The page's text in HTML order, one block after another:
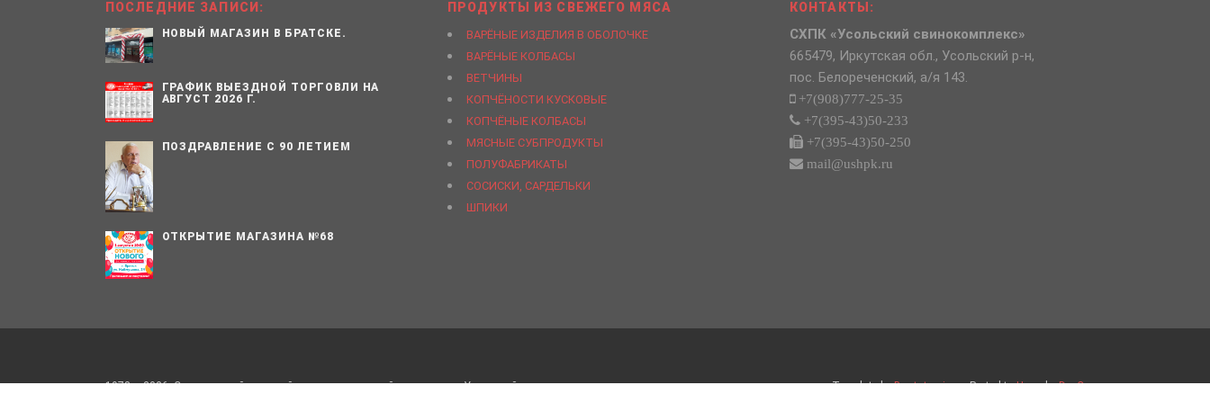
ПОСЛЕДНИЕ ЗАПИСИ:
НОВЫЙ МАГАЗИН В БРАТСКЕ.
ГРАФИК ВЫЕЗДНОЙ ТОРГОВЛИ НА
АВГУСТ 2026 Г.
ПОЗДРАВЛЕНИЕ С 90 ЛЕТИЕМ
ОТКРЫТИЕ МАГАЗИНА №68
ПРОДУКТЫ ИЗ СВЕЖЕГО МЯСА
ВАРЁНЫЕ ИЗДЕЛИЯ В ОБОЛОЧКЕ
ВАРЁНЫЕ КОЛБАСЫ
ВЕТЧИНЫ
КОПЧЁНОСТИ КУСКОВЫЕ
КОПЧЁНЫЕ КОЛБАСЫ
МЯСНЫЕ СУБПРОДУКТЫ
ПОЛУФАБРИКАТЫ
СОСИСКИ, САРДЕЛЬКИ
ШПИКИ
КОНТАКТЫ:
СХПК «Усольский свинокомплекс»
665479, Иркутская обл., Усольский р-н,
пос. Белореченский, а/я 143.
+7(908)777-25-35
+7(395-43)50-233
+7(395-43)50-250
mail@ushpk.ru
1978 – 2026. Сельскохозяйственный производственный кооператив «Усольский свинокомплекс» Template byBootstrapious. Ported toHugobyDevCows